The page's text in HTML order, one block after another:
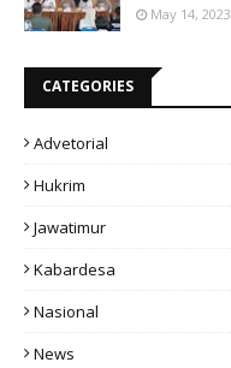
May 14, 2023
CATEGORIES
Advetorial
Hukrim
Jawatimur
Kabardesa
Nasional
News